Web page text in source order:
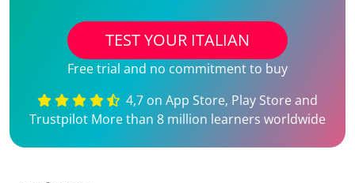
TEST YOUR ITALIAN
Free trial and no commitment to buy
4,7 on App Store, Play Store and
Trustpilot More than 8 million learners worldwide